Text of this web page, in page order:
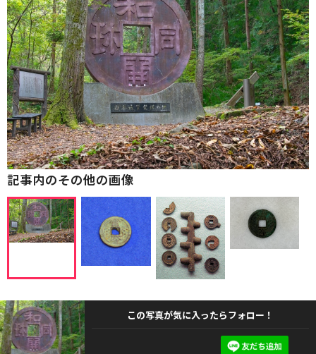
記事内のその他の画像
この写真が気に入ったらフォロー！